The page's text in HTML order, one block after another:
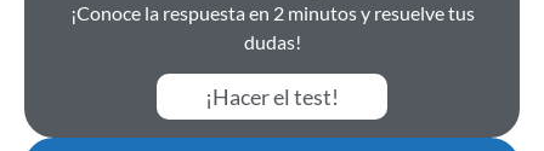
¡Conoce la respuesta en 2 minutos y resuelve tus
dudas!
¡Hacer el test!